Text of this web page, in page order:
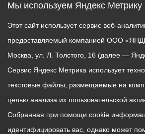
Мы используем Яндекс Метрику
Этот сайт использует сервис веб-
предоставляемый компанией ООО
Москва, ул. Л. Толстого, 16 (далее —
Сервис Яндекс Метрика использует
текстовые файлы, размещаемые на
целью анализа их пользовательской
Собранная при помощи cookie
идентифицировать вас, однако может